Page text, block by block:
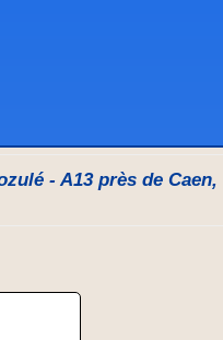
- A13 près de Caen,